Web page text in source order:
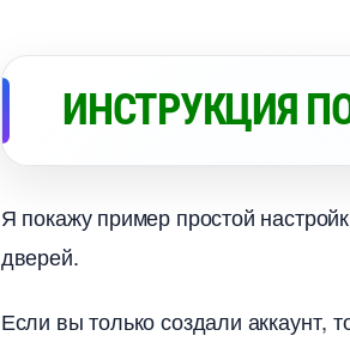
ИНСТРУКЦИЯ
Я покажу пример простой
дверей.
Если вы только создали аккаунт,